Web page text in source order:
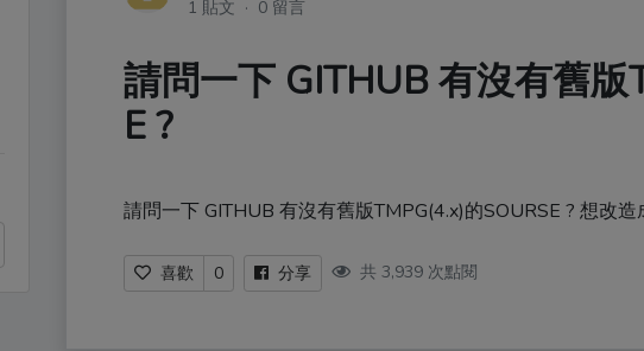
1 貼文 · 0 留言
請問一下 GITHUB 有沒有舊版
E ?
請問一下 GITHUB 有沒有舊版TMPG(4.x)的SOURSE ? 想改造
喜歡 0 分享 共 3,939 次點閱